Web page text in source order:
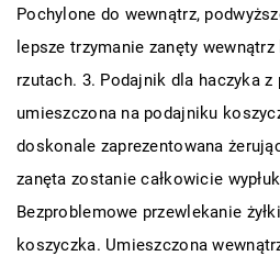
Pochylone do wewnątrz,
lepsze trzymanie zanęty
rzutach. 3. Podajnik dla haczyka z
umieszczona na podajniku
doskonale zaprezentowana
zanęta zostanie całkowicie
Bezproblemowe przewlekanie
koszyczka. Umieszczona